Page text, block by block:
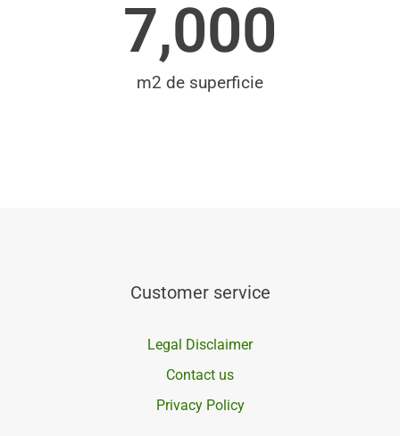
m2 de superficie
7,000
Customer service
Legal Disclaimer
Contact us
Privacy Policy